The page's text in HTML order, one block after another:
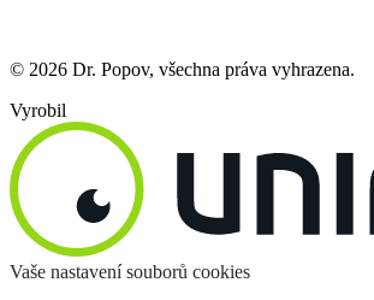
© 2026 Dr. Popov, všechna práva vyhrazena.
Vyrobil
Vaše nastavení souborů cookies